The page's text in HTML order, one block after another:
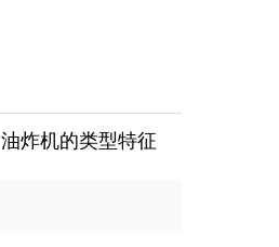
油炸机的类型特征